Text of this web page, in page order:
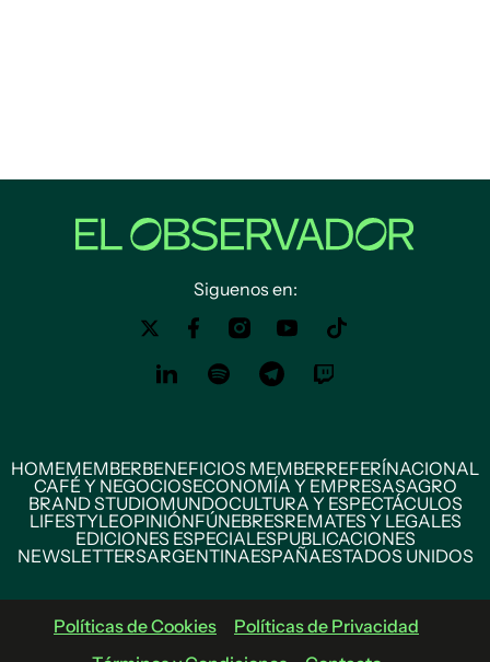
Siguenos en:
HOMEMEMBERBENEFICIOS MEMBERREFERÍNACIONAL
CAFÉ Y NEGOCIOSECONOMÍA Y EMPRESASAGRO
BRAND STUDIOMUNDOCULTURA Y ESPECTÁCULOS
LIFESTYLEOPINIÓNFÚNEBRESREMATES Y LEGALES
EDICIONES ESPECIALESPUBLICACIONES
NEWSLETTERSARGENTINAESPAÑAESTADOS UNIDOS
Políticas de Cookies
Políticas de Privacidad